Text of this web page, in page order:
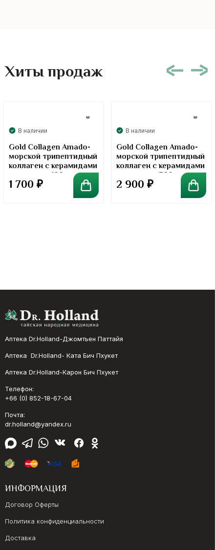
Хиты продаж
В наличии
Gold Collagen Amado-
морской трипептидный
коллаген с керамидами
в порошке. 100 грамм
1 700 ₽
В наличии
Gold Collagen Amado-
морской трипептидный
коллаген с керамидами
в порошке. 300 грамм
2 900 ₽
Аптека Dr.Holland-Джомтьен Паттайя
Аптека Dr.Holland- Ката Бич Пхукет
Аптека Dr.Holland-Карон Бич Пхукет
Телефон:
+66 (0) 852-18-67-04
Почта:
dr.holland@yandex.ru
ИНФОРМАЦИЯ
Договор Оферты
Политика конфиденциальности
Доставка